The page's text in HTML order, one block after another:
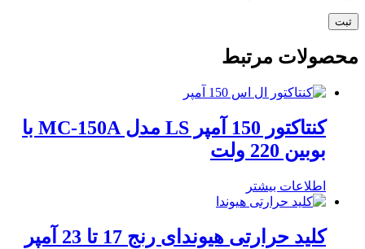
محصولات مرتبط
کنتاکتور 150 آمپر LS مدل MC-150A با
بوبین 220 ولت
اطلاعات بیشتر
کلید حرارتی هیوندای رنج 17 تا 23 آمپر